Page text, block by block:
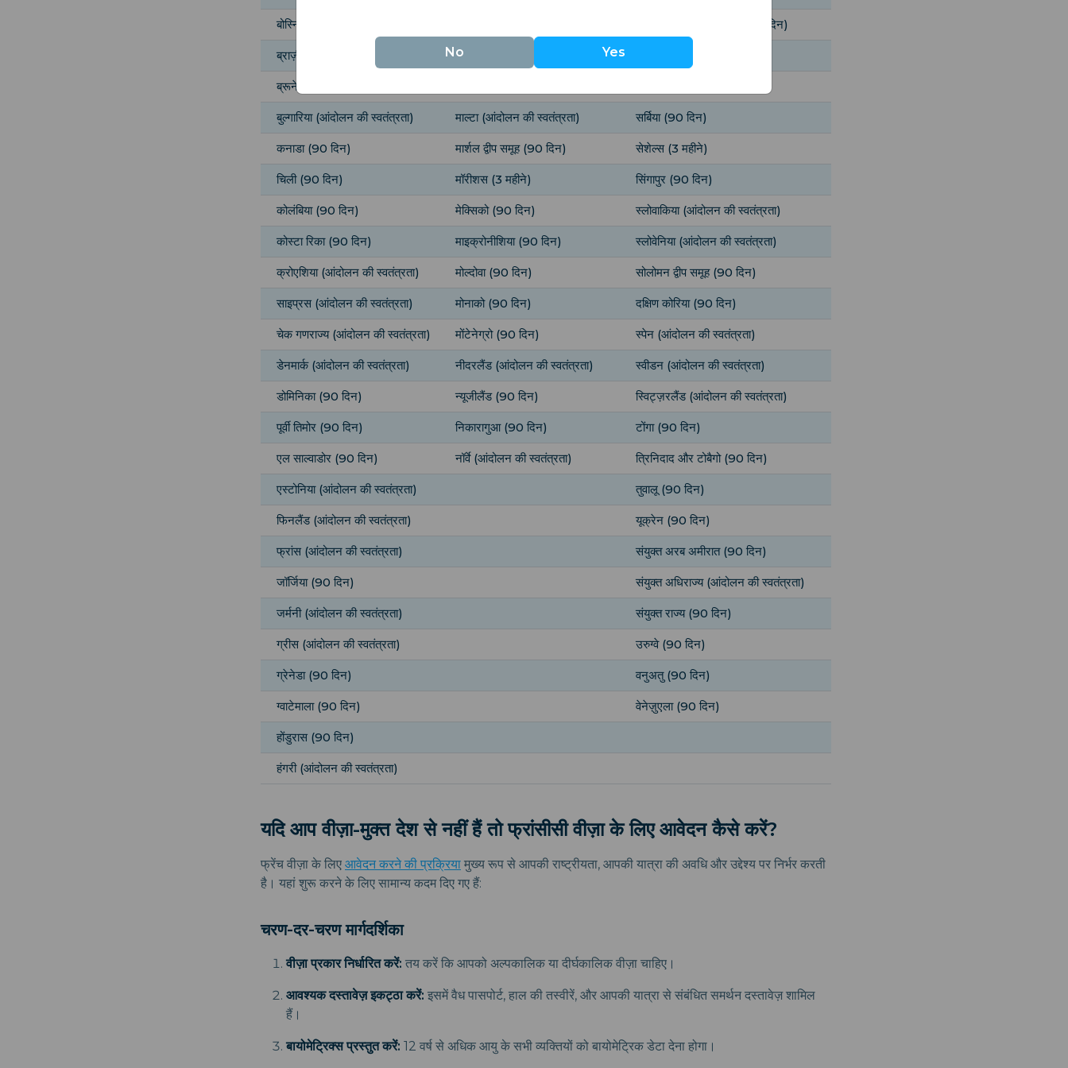
बोस्निया और हर्जेगोविना (90 दिन) सेंट विंसेंट और ग्रेनेडाइंस (90 दिन)
ब्राज़ील (3 महीने) उत्तर मैसेडोनिया (90 दिन)
ब्रूनेई (90 दिन)
बुल्गारिया (आंदोलन की स्वतंत्रता) माल्टा (आंदोलन की स्वतंत्रता) सर्बिया (90 दिन)
कनाडा (90 दिन) मार्शल द्वीप समूह (90 दिन) सेशेल्स (3 महीने)
चिली (90 दिन) मॉरीशस (3 महीने) सिंगापुर (90 दिन)
कोलंबिया (90 दिन) मेक्सिको (90 दिन) स्लोवाकिया (आंदोलन की स्वतंत्रता)
कोस्टा रिका (90 दिन) माइक्रोनीशिया (90 दिन) स्लोवेनिया (आंदोलन की स्वतंत्रता)
क्रोएशिया (आंदोलन की स्वतंत्रता) मोल्दोवा (90 दिन) सोलोमन द्वीप समूह (90 दिन)
साइप्रस (आंदोलन की स्वतंत्रता) मोनाको (90 दिन) दक्षिण कोरिया (90 दिन)
चेक गणराज्य (आंदोलन की स्वतंत्रता) मोंटेनेग्रो (90 दिन) स्पेन (आंदोलन की स्वतंत्रता)
डेनमार्क (आंदोलन की स्वतंत्रता) नीदरलैंड (आंदोलन की स्वतंत्रता) स्वीडन (आंदोलन की स्वतंत्रता)
डोमिनिका (90 दिन) न्यूजीलैंड (90 दिन) स्विट्ज़रलैंड (आंदोलन की स्वतंत्रता)
पूर्वी तिमोर (90 दिन) निकारागुआ (90 दिन) टोंगा (90 दिन)
एल साल्वाडोर (90 दिन) नॉर्वे (आंदोलन की स्वतंत्रता) त्रिनिदाद और टोबैगो (90 दिन)
एस्टोनिया (आंदोलन की स्वतंत्रता) तुवालू (90 दिन)
फिनलैंड (आंदोलन की स्वतंत्रता) यूक्रेन (90 दिन)
फ्रांस (आंदोलन की स्वतंत्रता) संयुक्त अरब अमीरात (90 दिन)
जॉर्जिया (90 दिन) संयुक्त अधिराज्य (आंदोलन की स्वतंत्रता)
जर्मनी (आंदोलन की स्वतंत्रता) संयुक्त राज्य (90 दिन)
ग्रीस (आंदोलन की स्वतंत्रता) उरुग्वे (90 दिन)
ग्रेनेडा (90 दिन) वनुअतु (90 दिन)
ग्वाटेमाला (90 दिन) वेनेज़ुएला (90 दिन)
होंडुरास (90 दिन)
हंगरी (आंदोलन की स्वतंत्रता)
यदि आप वीज़ा-मुक्त देश से नहीं हैं तो फ्रांसीसी वीज़ा के लिए आवेदन कैसे करें?
फ्रेंच वीज़ा के लिए आवेदन करने की प्रक्रिया मुख्य रूप से आपकी राष्ट्रीयता, आपकी यात्रा की अवधि और उद्देश्य पर निर्भर करती
है। यहां शुरू करने के लिए सामान्य कदम दिए गए हैं:
चरण-दर-चरण मार्गदर्शिका
वीज़ा प्रकार निर्धारित करें: तय करें कि आपको अल्पकालिक या दीर्घकालिक वीज़ा चाहिए।
आवश्यक दस्तावेज़ इकट्ठा करें: इसमें वैध पासपोर्ट, हाल की तस्वीरें, और आपकी यात्रा से संबंधित समर्थन दस्तावेज़ शामिल
हैं।
बायोमेट्रिक्स प्रस्तुत करें: 12 वर्ष से अधिक आयु के सभी व्यक्तियों को बायोमेट्रिक डेटा देना होगा।
No Yes